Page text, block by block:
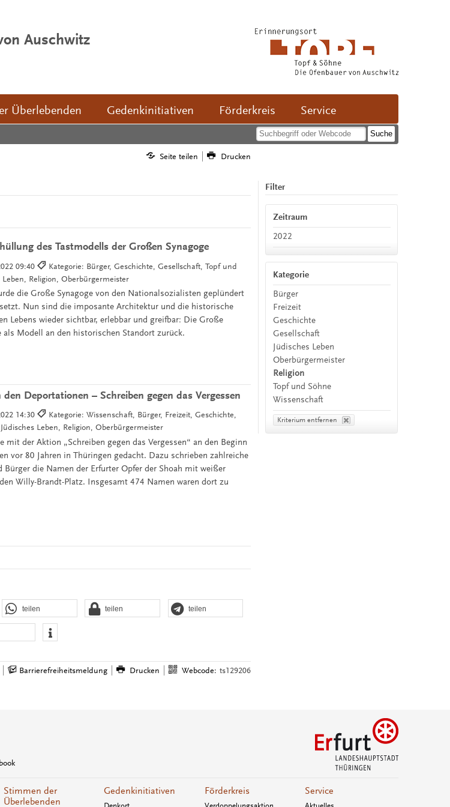
Auschwitz
Überlebenden Gedenkinitiativen Förderkreis Service
Seite teilen Drucken
des Tastmodells der Großen Synagoge
09:40
Kategorie: Bürger, Geschichte, Gesellschaft, Topf und
Leben, Religion, Oberbürgermeister
die Große Synagoge von den Nationalsozialisten geplündert
Nun sind die imposante Architektur und die historische
Lebens wieder sichtbar, erlebbar und greifbar: Die Große
als Modell an den historischen Standort zurück.
den Deportationen – Schreiben gegen das Vergessen
14:30
Kategorie: Wissenschaft, Bürger, Freizeit, Geschichte,
Leben, Religion, Oberbürgermeister
mit der Aktion „Schreiben gegen das Vergessen“ an den Beginn
vor 80 Jahren in Thüringen gedacht. Dazu schrieben zahlreiche
Bürger die Namen der Erfurter Opfer der Shoah mit weißer
Willy-Brandt-Platz. Insgesamt 474 Namen waren dort zu
teilen teilen teilen
Barrierefreiheitsmeldung Drucken Webcode: ts129206
Filter
Zeitraum
2022
Kategorie
Bürger
Freizeit
Geschichte
Gesellschaft
Jüdisches Leben
Oberbürgermeister
Religion
Topf und Söhne
Wissenschaft
Kriterium entfernen
Stimmen der
Überlebenden
Gedenkinitiativen Förderkreis Service